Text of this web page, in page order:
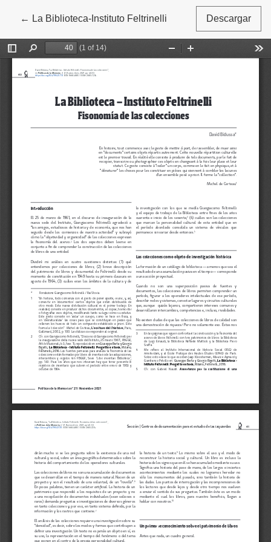
← Volver a los detalles del artículo
La Biblioteca-Instituto Feltrinelli Descargar